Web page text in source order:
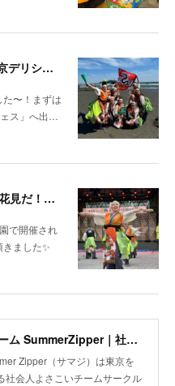
5月 湘南ハイボールフェス！＆東京デリシャスミュージアム
〜！まずは
ス」へ出…
池袋西口としま商人まつりだ！お花見だ！新作レッスンだ！
で開催され
ました✨
東京よさこいチーム SummerZipper｜社会人サークル 初心者歓迎・メンバー募集中
Zipper（サマジ）は東京を
社会人よさこいチームサークル